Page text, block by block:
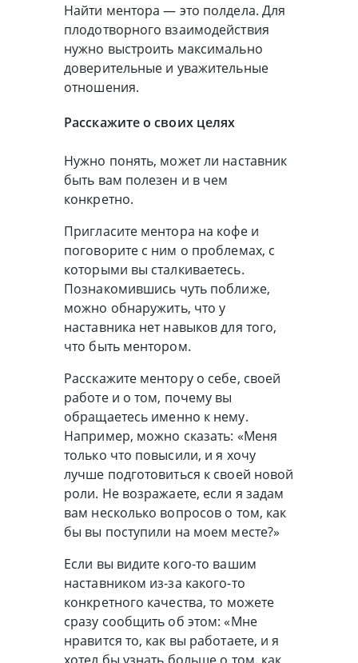
Найти ментора — это полдела. Для
плодотворного взаимодействия
нужно выстроить максимально
доверительные и уважительные
отношения.
Расскажите о своих целях
Нужно понять, может ли наставник
быть вам полезен и в чем
конкретно.
Пригласите ментора на кофе и
поговорите с ним о проблемах, с
которыми вы сталкиваетесь.
Познакомившись чуть поближе,
можно обнаружить, что у
наставника нет навыков для того,
что быть ментором.
Расскажите ментору о себе, своей
работе и о том, почему вы
обращаетесь именно к нему.
Например, можно сказать: «Меня
только что повысили, и я хочу
лучше подготовиться к своей новой
роли. Не возражаете, если я задам
вам несколько вопросов о том, как
бы вы поступили на моем месте?»
Если вы видите кого-то вашим
наставником из-за какого-то
конкретного качества, то можете
сразу сообщить об этом: «Мне
нравится то, как вы работаете, и я